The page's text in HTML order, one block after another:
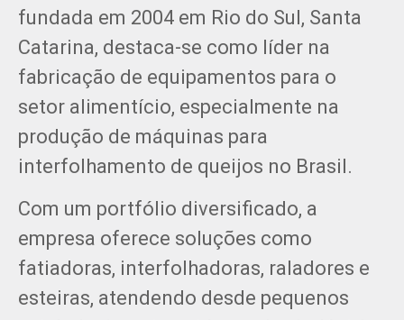
fundada em 2004 em Rio do Sul, Santa
Catarina, destaca-se como líder na
fabricação de equipamentos para o
setor alimentício, especialmente na
produção de máquinas para
interfolhamento de queijos no Brasil.
Com um portfólio diversificado, a
empresa oferece soluções como
fatiadoras, interfolhadoras, raladores e
esteiras, atendendo desde pequenos